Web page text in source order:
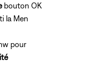
bouton OK
la Men
pour